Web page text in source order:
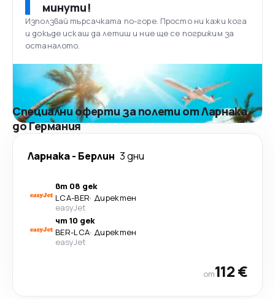
минути!
Използвай търсачката по-горе. Просто ни кажи кога
и докъде искаш да летиш и ние ще се погрижим за
останалото.
Специални оферти за полети от Ларнака
до Германия
Ларнака- Берлин 3 дни
вт 08 дек
LCA-BER· Директен
easyJet
чт 10 дек
BER-LCA· Директен
easyJet
от112 €